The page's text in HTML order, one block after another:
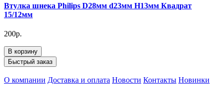
Втулка шнека Philips D28мм d23мм H13мм Квадрат
15/12мм
200р.
В корзину
Быстрый заказ
О компании Доставка и оплата Новости Контакты Новинки